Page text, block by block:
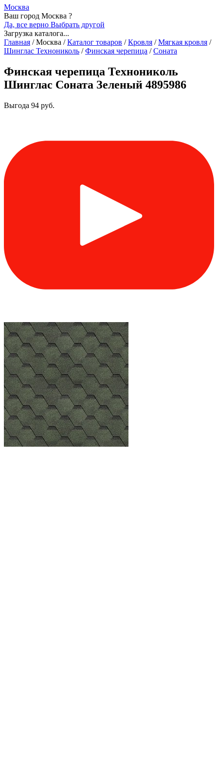
Москва
Ваш город Москва ?
Да, все верно Выбрать другой
Загрузка каталога...
Главная /Москва / Каталог товаров / Кровля / Мягкая кровля /
Шинглас Технониколь / Финская черепица / Соната
Финская черепица Технониколь
Шинглас Соната Зеленый 4895986
Выгода 94 руб.